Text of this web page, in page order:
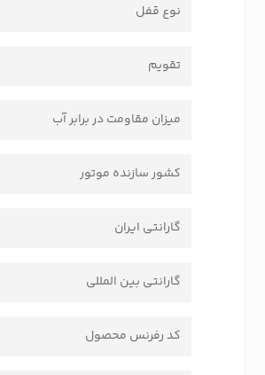
نوع قفل
تقویم
میزان مقاومت در برابر آب
کشور سازنده موتور
گارانتی ایران
گارانتی بین المللی
کد رفرنس محصول